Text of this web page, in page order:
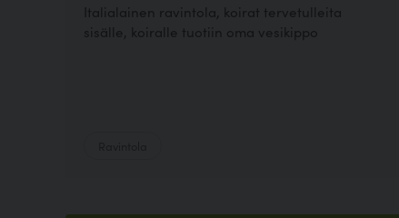
Italialainen ravintola, koirat tervetulleita
sisälle, koiralle tuotiin oma vesikippo